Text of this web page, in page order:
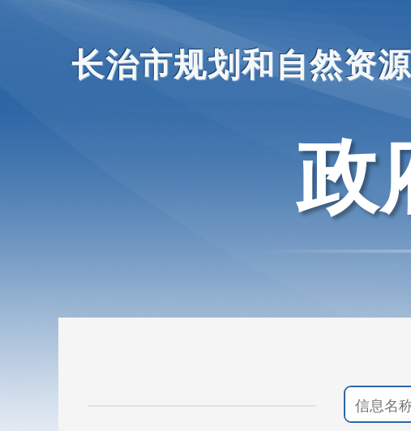
长治市规划和自然资
政